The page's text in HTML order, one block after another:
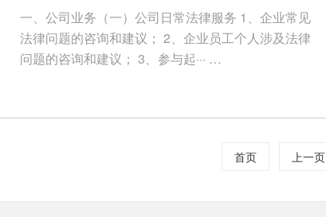
一、公司业务（一）公司日常法律服务 1、企业常见
法律问题的咨询和建议； 2、企业员工个人涉及法律
问题的咨询和建议； 3、参与起···
首页 上一页